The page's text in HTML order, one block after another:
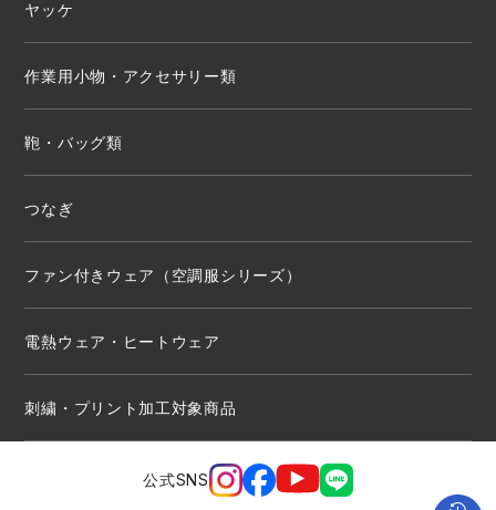
ヤッケ
作業用小物・アクセサリー類
鞄・バッグ類
つなぎ
ファン付きウェア（空調服シリーズ）
電熱ウェア・ヒートウェア
刺繍・プリント加工対象商品
公式SNS